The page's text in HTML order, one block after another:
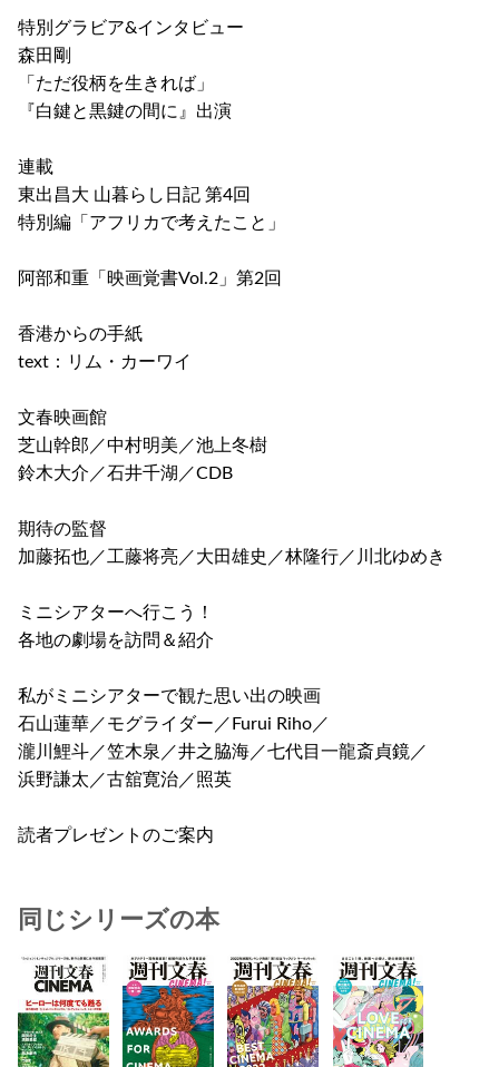
特別グラビア&インタビュー
森田剛
「ただ役柄を生きれば」
『白鍵と黒鍵の間に』出演
連載
東出昌大 山暮らし日記 第4回
特別編「アフリカで考えたこと」
阿部和重「映画覚書Vol.2」第2回
香港からの手紙
text：リム・カーワイ
文春映画館
芝山幹郎／中村明美／池上冬樹
鈴木大介／石井千湖／CDB
期待の監督
加藤拓也／工藤将亮／大田雄史／林隆行／川北ゆめき
ミニシアターへ行こう！
各地の劇場を訪問＆紹介
私がミニシアターで観た思い出の映画
石山蓮華／モグライダー／Furui Riho／
瀧川鯉斗／笠木泉／井之脇海／七代目一龍斎貞鏡／
浜野謙太／古舘寛治／照英
読者プレゼントのご案内
同じシリーズの本